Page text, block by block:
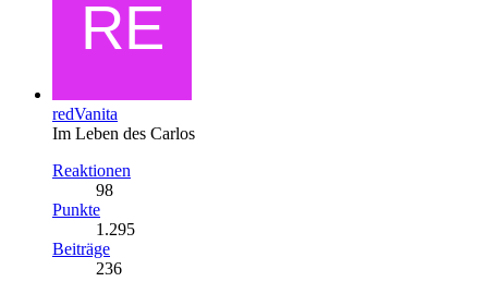
redVanita
Im Leben des Carlos
Reaktionen
98
Punkte
1.295
Beiträge
236